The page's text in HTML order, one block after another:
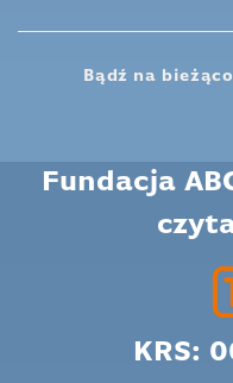
Bądź na
Fundacja
KRS: